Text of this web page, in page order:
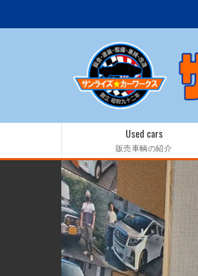
Used cars
販売車輌の紹介